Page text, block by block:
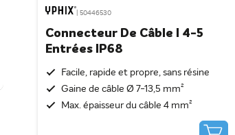
| 50446530
Connecteur De Câble I 4-5
Entrées IP68
Facile, rapide et propre, sans résine
Gaine de câble Ø 7-13,5 mm²
Max. épaisseur du câble 4 mm²